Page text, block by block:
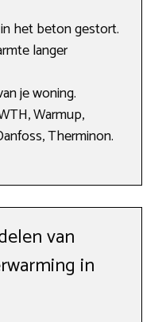
het beton gestort.
langer
je woning.
Warmup,
Therminon.
van
in